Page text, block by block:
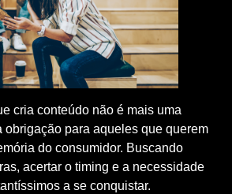
cria conteúdo não é mais uma
obrigação para aqueles que querem
do consumidor. Buscando
acertar o timing e a necessidade
a se conquistar.